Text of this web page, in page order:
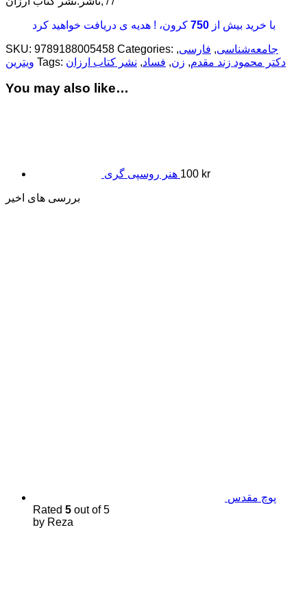
با خرید بیش از750 کرون، ! هدیه ی دریافت خواهید کرد
SKU: 9789188005458 Categories: جامعه‌شناسی, فارسی,
ویترین Tags: دکتر محمود زند مقدم, زن, فساد, نشر کتاب ارزان
You may also like…
هنر روسپی گری 100 kr
بررسی های اخیر
پوچ مقدس
Rated 5 out of 5
by Reza